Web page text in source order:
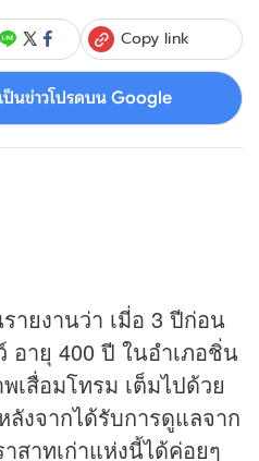
Copy link
ป็นข่าวโปรดบน Google
ายงานว่า เมี่อ 3 ปีก่อน
อายุ 400 ปี ในอำเภอชิ่น
สื่อมโทรม เต็มไปด้วย
งจากได้รับการดูแลจาก
สาทเก่าแห่งนี้ได้ค่อยๆ